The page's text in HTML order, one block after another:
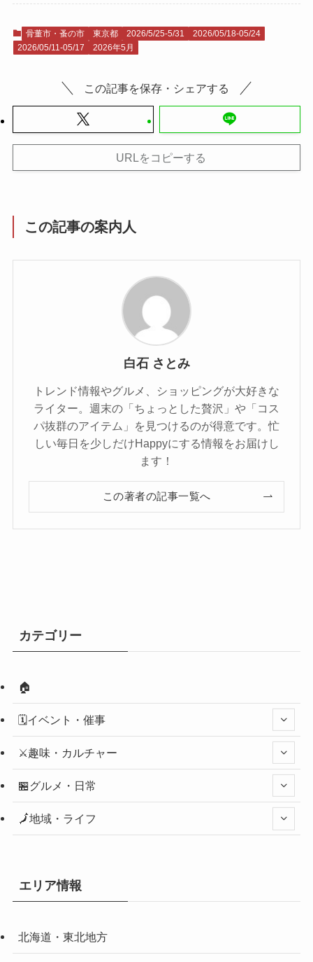
骨董市・蚤の市 東京都 2026/5/25-5/31
2026/05/18-05/24
2026/05/11-05/17
2026年5月
この記事を保存・シェアする
URLをコピーする
この記事の案内人
白石 さとみ
トレンド情報やグルメ、ショッピングが大好きな
ライター。週末の「ちょっとした贅沢」や「コス
パ抜群のアイテム」を見つけるのが得意です。忙
しい毎日を少しだけHappyにする情報をお届けし
ます！
この著者の記事一覧へ
カテゴリー
🏠
🗓️イベント・催事
⚔️趣味・カルチャー
🏪グルメ・日常
🗾地域・ライフ
エリア情報
北海道・東北地方